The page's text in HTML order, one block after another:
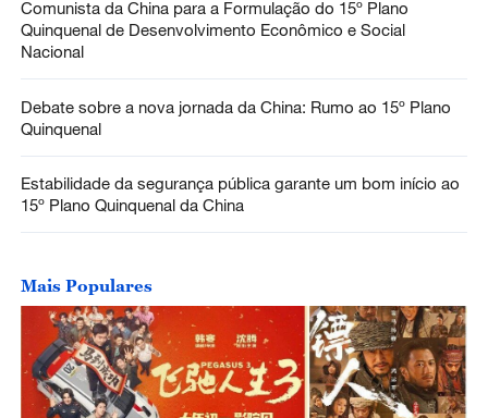
Comunista da China para a Formulação do 15º Plano
Quinquenal de Desenvolvimento Econômico e Social
Nacional
Debate sobre a nova jornada da China: Rumo ao 15º Plano
Quinquenal
Estabilidade da segurança pública garante um bom início ao
15º Plano Quinquenal da China
Mais Populares